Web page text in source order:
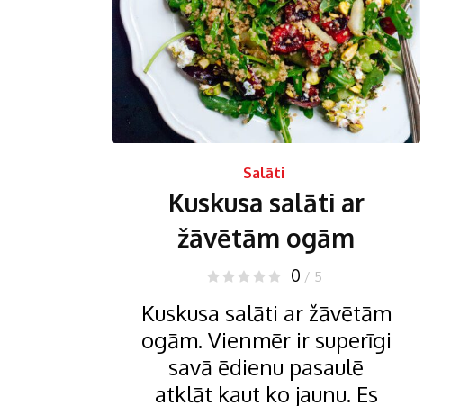
Salāti
Kuskusa salāti ar
žāvētām ogām
0 / 5
Kuskusa salāti ar žāvētām
ogām. Vienmēr ir superīgi
savā ēdienu pasaulē
atklāt kaut ko jaunu. Es